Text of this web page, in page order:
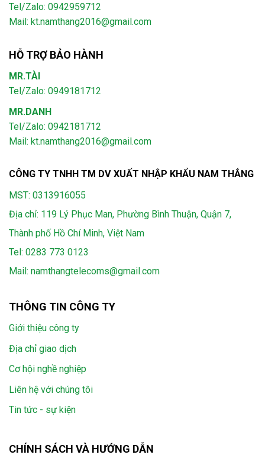
Tel/Zalo: 0942959712
Mail: kt.namthang2016@gmail.com
HỖ TRỢ BẢO HÀNH
MR.TÀI
Tel/Zalo: 0949181712
MR.DANH
Tel/Zalo: 0942181712
Mail: kt.namthang2016@gmail.com
CÔNG TY TNHH TM DV XUẤT NHẬP KHẨU NAM THẮNG
MST: 0313916055
Địa chỉ: 119 Lý Phục Man, Phường Bình Thuận, Quận 7,
Thành phố Hồ Chí Minh, Việt Nam
Tel: 0283 773 0123
Mail: namthangtelecoms@gmail.com
THÔNG TIN CÔNG TY
Giới thiệu công ty
Địa chỉ giao dịch
Cơ hội nghề nghiệp
Liên hệ với chúng tôi
Tin tức - sự kiện
CHÍNH SÁCH VÀ HƯỚNG DẪN